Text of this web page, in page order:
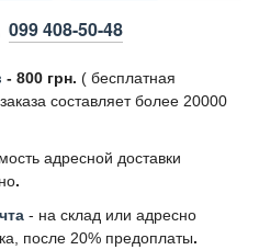
099 408-50-48
- 800 грн. ( бесплатная
составляет более 20000
адресной доставки
.
- на склад или адресно
после 20% предоплаты.